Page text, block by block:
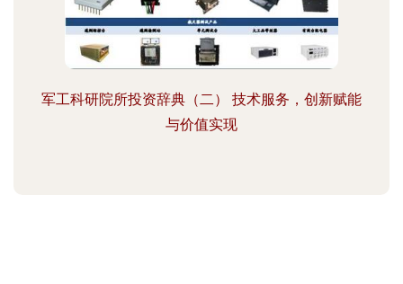
军工科研院所投资辞典（二） 技术服务，创新赋能
与价值实现